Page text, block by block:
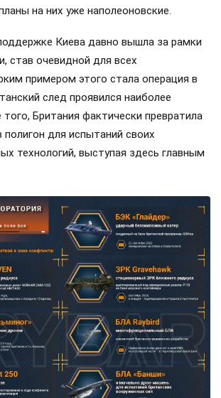
на них уже наполеоновские.
Киева давно вышла за рамки
став очевидной для всех
примером этого стала операция в
след проявился наиболее
Британия фактически превратила
полигон для испытаний своих
технологий, выступая здесь главным